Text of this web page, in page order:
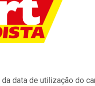
data de utilização do